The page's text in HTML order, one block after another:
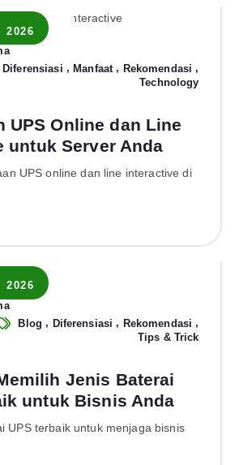
2026
Diferensiasi ,Manfaat , Rekomendasi ,
Technology
UPS Online dan Line
untuk Server Anda
UPS online dan line interactive di
2026
Blog , Diferensiasi , Rekomendasi ,
Tips & Trick
Jenis Baterai
untuk Bisnis Anda
UPS terbaik untuk menjaga bisnis